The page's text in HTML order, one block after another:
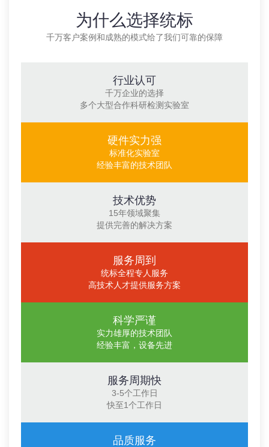
为什么选择统标
千万客户案例和成熟的模式给了我们可靠的保障
行业认可
千万企业的选择
多个大型合作科研检测实验室
硬件实力强
标准化实验室
经验丰富的技术团队
技术优势
15年领域聚集
提供完善的解决方案
服务周到
统标全程专人服务
高技术人才提供服务方案
科学严谨
实力雄厚的技术团队
经验丰富，设备先进
服务周期快
3-5个工作日
快至1个工作日
品质服务